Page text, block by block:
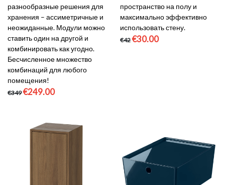
разнообразные решения для
хранения – ассиметричные и
неожиданные. Модули можно
ставить один на другой и
комбинировать как угодно.
Бесчисленное множество
комбинаций для любого
помещения!
€349 €249.00
пространство на полу и
максимально эффективно
использовать стену.
€42 €30.00